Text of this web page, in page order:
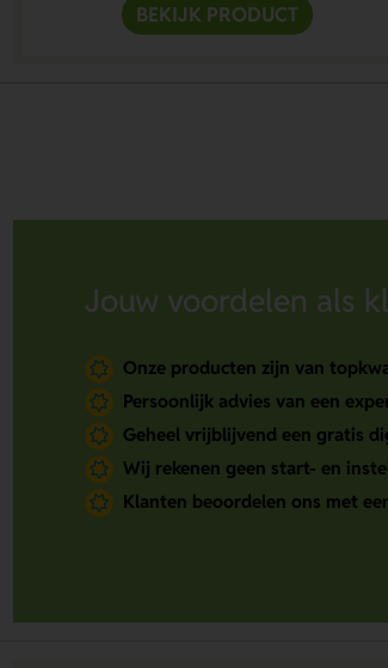
BEKIJK PRODUCT
Jouw voordelen als
Onze producten zijn van
Persoonlijk advies van een
Geheel vrijblijvend een gratis
Wij rekenen geen start- en
Klanten beoordelen ons met